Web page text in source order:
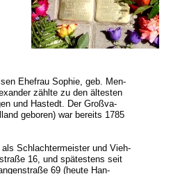
Ehefrau Sophie, geb. Men-
zählte zu den ältesten
und Hastedt. Der Großva-
geboren) war bereits 1785
Schlachtermeister und Vieh-
16, und spätestens seit
69 (heute Han-